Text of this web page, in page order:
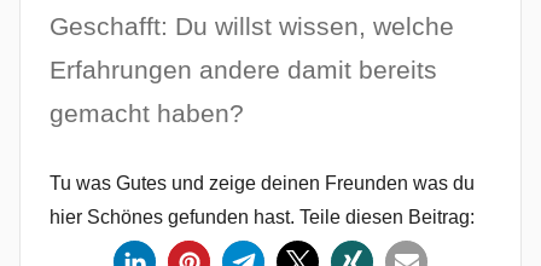
Geschafft: Du willst wissen, welche
Erfahrungen andere damit bereits
gemacht haben?
Tu was Gutes und zeige deinen Freunden was du
hier Schönes gefunden hast. Teile diesen Beitrag: